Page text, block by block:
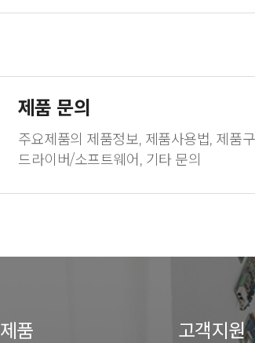
제품 문의
주요제품의 제품정보, 제품사용법, 제품
드라이버/소프트웨어, 기타 문의
제품 고객지원